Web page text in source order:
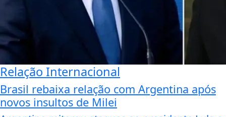
Relação Internacional
Brasil rebaixa relação com Argentina após
novos insultos de Milei